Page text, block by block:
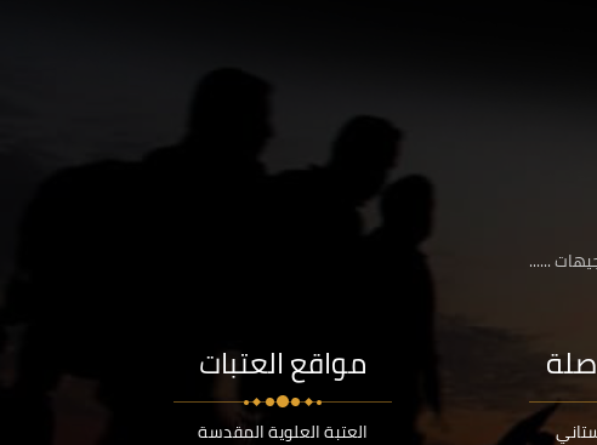
......
مواقع العتبات
العتبة العلوية المقدسة